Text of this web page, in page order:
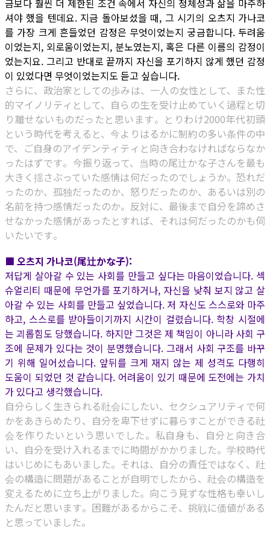
금보다 훨씬 더 제한된 조건 속에서 자신의 정체성과 삶을 마주하
셔야 했을 텐데요. 지금 돌아보셨을 때, 그 시기의 오츠지 가나코
를 가장 크게 흔들었던 감정은 무엇이었는지 궁금합니다. 두려움
이었는지, 외로움이었는지, 분노였는지, 혹은 다른 이름의 감정이
었는지요. 그리고 반대로 끝까지 자신을 포기하지 않게 했던 감정
이 있었다면 무엇이었는지도 듣고 싶습니다.
さらに、政治家としての歩みは、一人の女性として、また性
的マイノリティとして、自らの生を受け止めていく過程と切
り離せないものだったと思います。とりわけ2000年代初頭
という時代を考えると、今よりはるかに制約の多い条件の中
で、ご自身のアイデンティティと向き合わなければならなか
ったはずです。今振り返って、当時の尾辻かな子さんを最も
大きく揺さぶっていた感情は何だったのでしょうか。恐れだ
ったのか、孤独だったのか、怒りだったのか、あるいは別の
名前を持つ感情だったのか。反対に、最後まで自分を諦めさ
せなかった感情があったとすれば、それは何だったのかも伺
いたいです。
■ 오츠지 가나코(尾辻かな子):
저답게 살아갈 수 있는 사회를 만들고 싶다는 마음이었습니다. 섹
슈얼리티 때문에 무언가를 포기하거나, 자신을 낮춰 보지 않고 살
아갈 수 있는 사회를 만들고 싶었습니다. 저 자신도 스스로와 마주
하고, 스스로를 받아들이기까지 시간이 걸렸습니다. 학창 시절에
는 괴롭힘도 당했습니다. 하지만 그것은 제 책임이 아니라 사회 구
조에 문제가 있다는 것이 분명했습니다. 그래서 사회 구조를 바꾸
기 위해 일어섰습니다. 앞뒤를 크게 재지 않는 제 성격도 다행히
도움이 되었던 것 같습니다. 어려움이 있기 때문에 도전에는 가치
가 있다고 생각했습니다.
自分らしく生きられる社会にしたい、セクシュアリティで何
かをあきらめたり、自分を卑下せずに暮らすことができる社
会を作りたいという思いでした。私自身も、自分と向き合
い、自分を受け入れるまでに時間がかかりました。学校時代
はいじめにもあいました。それは、自分の責任ではなく、社
会の構造に問題があることが自明でしたから、社会の構造を
変えるために立ち上がりました。向こう見ずな性格も幸いし
たんだと思います。困難があるからこそ、挑戦に価値がある
と思っていました。